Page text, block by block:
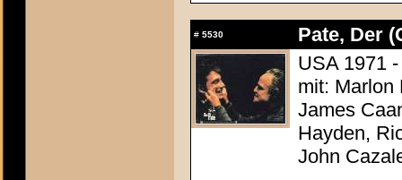
# 5530
Pate, Der
USA 1971
mit: Marlon
James
Hayden,
John